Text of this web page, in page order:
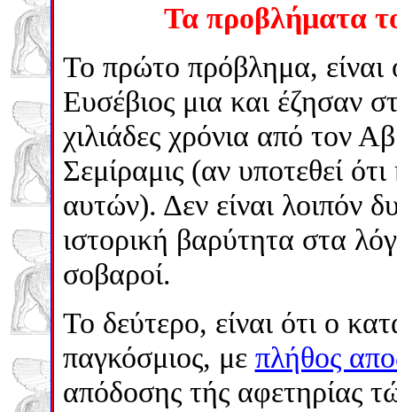
Τα προβλήματα
Το πρώτο πρόβλημα,
Ευσέβιος μια και έζησαν
χιλιάδες χρόνια από τον
Σεμίραμις (αν υποτεθεί
αυτών). Δεν είναι λοιπόν
ιστορική βαρύτητα στα
σοβαροί.
Το δεύτερο, είναι ότι ο
παγκόσμιος, με πλήθος
απόδοσης τής αφετηρίας